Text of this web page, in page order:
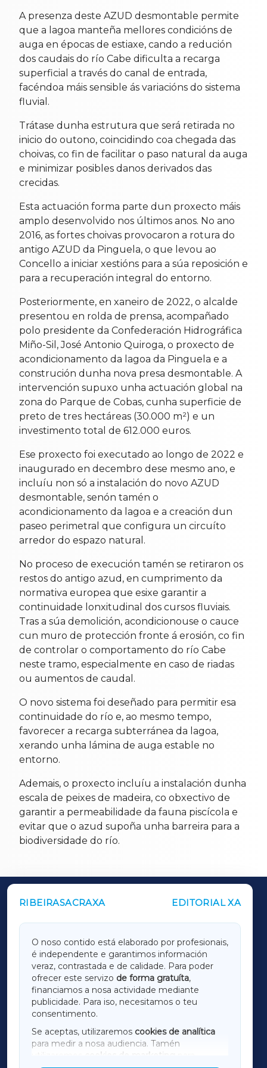
A presenza deste AZUD desmontable permite
que a lagoa manteña mellores condicións de
auga en épocas de estiaxe, cando a redución
dos caudais do río Cabe dificulta a recarga
superficial a través do canal de entrada,
facéndoa máis sensible ás variacións do sistema
fluvial.
Trátase dunha estrutura que será retirada no
inicio do outono, coincidindo coa chegada das
choivas, co fin de facilitar o paso natural da auga
e minimizar posibles danos derivados das
crecidas.
Esta actuación forma parte dun proxecto máis
amplo desenvolvido nos últimos anos. No ano
2016, as fortes choivas provocaron a rotura do
antigo AZUD da Pinguela, o que levou ao
Concello a iniciar xestións para a súa reposición e
para a recuperación integral do entorno.
Posteriormente, en xaneiro de 2022, o alcalde
presentou en rolda de prensa, acompañado
polo presidente da Confederación Hidrográfica
Miño-Sil, José Antonio Quiroga, o proxecto de
acondicionamento da lagoa da Pinguela e a
construción dunha nova presa desmontable. A
intervención supuxo unha actuación global na
zona do Parque de Cobas, cunha superficie de
preto de tres hectáreas (30.000 m²) e un
investimento total de 612.000 euros.
Ese proxecto foi executado ao longo de 2022 e
inaugurado en decembro dese mesmo ano, e
incluíu non só a instalación do novo AZUD
desmontable, senón tamén o
acondicionamento da lagoa e a creación dun
paseo perimetral que configura un circuíto
arredor do espazo natural.
No proceso de execución tamén se retiraron os
restos do antigo azud, en cumprimento da
normativa europea que esixe garantir a
continuidade lonxitudinal dos cursos fluviais.
Tras a súa demolición, acondicionouse o cauce
cun muro de protección fronte á erosión, co fin
de controlar o comportamento do río Cabe
neste tramo, especialmente en caso de riadas
ou aumentos de caudal.
O novo sistema foi deseñado para permitir esa
continuidade do río e, ao mesmo tempo,
favorecer a recarga subterránea da lagoa,
xerando unha lámina de auga estable no
entorno.
Ademais, o proxecto incluíu a instalación dunha
escala de peixes de madeira, co obxectivo de
garantir a permeabilidade da fauna piscícola e
evitar que o azud supoña unha barreira para a
biodiversidade do río.
RIBEIRASACRAXA EDITORIAL XA
O noso contido está elaborado por profesionais,
é independente e garantimos información
veraz, contrastada e de calidade. Para poder
ofrecer este servizo de forma gratuíta,
financiamos a nosa actividade mediante
publicidade. Para iso, necesitamos o teu
consentimento.
Se aceptas, utilizaremos cookies de analítica
para medir a nosa audiencia. Tamén
utilizaremos
cookies de marketing
OUTROS PERIÓDICOS
LUGOXA
TERRACHAXA
AMARIÑAXA